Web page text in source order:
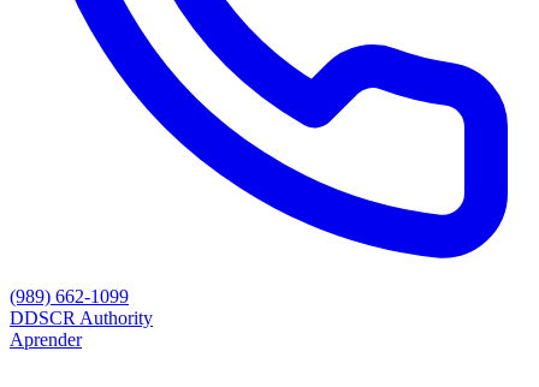
(989) 662-1099
DDSCR Authority
Aprender